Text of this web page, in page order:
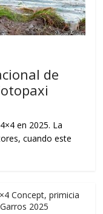
de
en 2025. La
cuando este
Concept, primicia
2025